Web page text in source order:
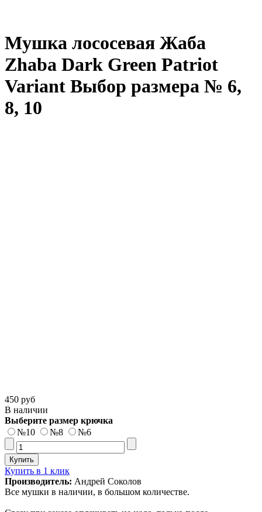
Мушка лососевая Жаба
Zhaba Dark Green Patriot
Variant Выбор размера № 6,
8, 10
450 руб
В наличии
Выберите размер крючка
№10
№8 №6
Купить в 1 клик
Производитель: Андрей Соколов
Все мушки в наличии, в большом количестве.